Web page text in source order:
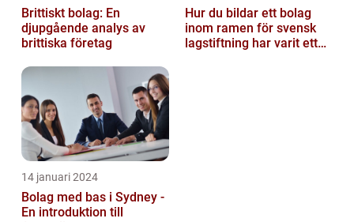
Brittiskt bolag: En
djupgående analys av
brittiska företag
Hur du bildar ett bolag
inom ramen för svensk
lagstiftning har varit ett
14 januari 2024
Bolag med bas i Sydney -
En introduktion till